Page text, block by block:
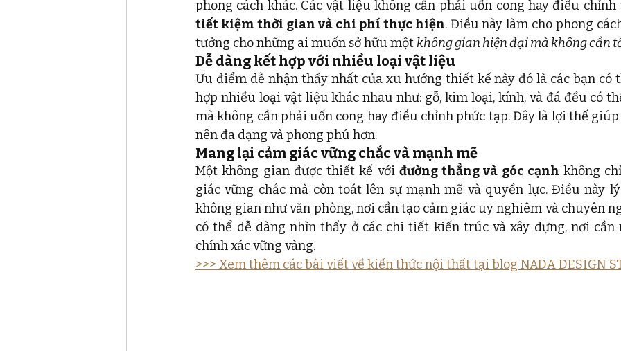
tiết kiệm thời gian và chi phí thực hiện. Điều này làm cho phong
tưởng cho những ai muốn sở hữu một không gian hiện đại mà không cần
Dễ dàng kết hợp với nhiều loại vật liệu
Ưu điểm dễ nhận thấy nhất của xu hướng thiết kế này đó là các bạn có
hợp nhiều loại vật liệu khác nhau như: gỗ, kim loại, kính, và đá đều có
mà không cần phải uốn cong hay điều chỉnh phức tạp. Đây là lợi thế
nên đa dạng và phong phú hơn.
Mang lại cảm giác vững chắc và mạnh mẽ
Một không gian được thiết kế với đường thẳng và góc cạnh không
giác vững chắc mà còn toát lên sự mạnh mẽ và quyền lực. Điều này
không gian như văn phòng, nơi cần tạo cảm giác uy nghiêm và chuyên
có thể dễ dàng nhìn thấy ở các chi tiết kiến trúc và xây dựng, nơi
chính xác vững vàng.
>>> Xem thêm các bài viết về kiến thức nội thất tại blog NADA DESIGN